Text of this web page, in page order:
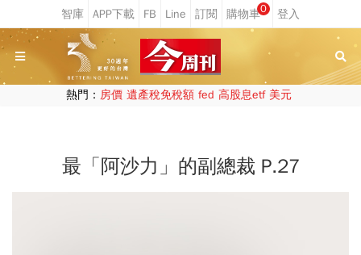
0
熱門： 房價 遺產稅免稅額 fed 高股息etf 美元
最「阿沙力」的副總裁 P.27